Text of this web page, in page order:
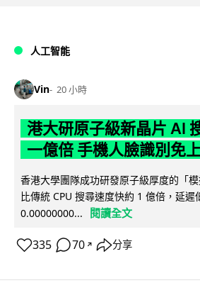
人工智能
Vin 20 小時
港大研原子級新晶片 AI
一億倍 手機人臉識別免
香港大學團隊成功研發原子級厚度的「
比傳統 CPU 搜尋速度快約 1 億倍，延遲
0.00000000...
閱讀全文
335 70 ↗ 分享